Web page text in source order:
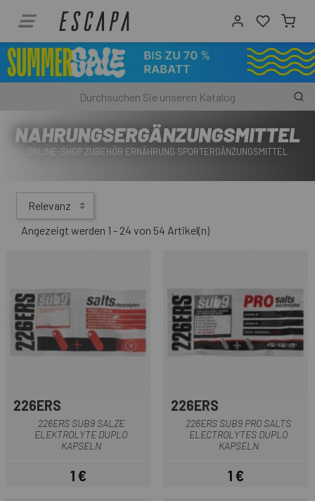
NAHRUNGSERGÄNZUNGSMITTEL
ONLINE-SHOP ZUBEHÖR ERNÄHRUNG SPORTERGÄNZUNGSMITTEL
Relevanz
Angezeigt werden 1 - 24 von 54 Artikel(n)
226ERS
226ERS SUB9 SALZE
ELEKTROLYTE DUPLO
KAPSELN
Preis
1 €
226ERS
226ERS SUB9 PRO SALTS
ELECTROLYTES DUPLO
KAPSELN
Preis
1 €